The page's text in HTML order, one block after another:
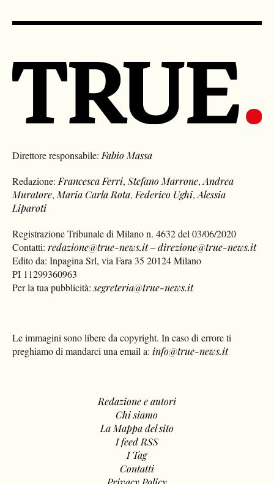
Direttore responsabile:Fabio Massa
Redazione:Francesca Ferri,Stefano Marrone,Andrea
Muratore,Maria Carla Rota,Federico Ughi,Alessia
Liparoti
Registrazione Tribunale di Milano n. 4632 del 03/06/2020
Contatti:redazione@true-news.it–direzione@true-news.it
Edito da: Inpagina Srl, via Fara 35 20124 Milano
PI 11299360963
Per la tua pubblicità:segreteria@true-news.it
Le immagini sono libere da copyright. In caso di errore ti
preghiamo di mandarci una email a: info@true-news.it
Redazione e autori
Chi siamo
La Mappa del sito
I feed RSS
I Tag
Contatti